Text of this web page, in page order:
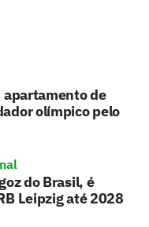
de
olímpico pelo
do Brasil, é
Leipzig até 2028